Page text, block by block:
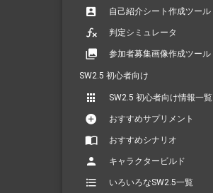
自己紹介シート作成ツール
判定シミュレータ
参加者募集画像作成ツール
SW2.5 初心者向け
SW2.5 初心者向け情報一覧
おすすめサプリメント
おすすめシナリオ
キャラクタービルド
いろいろなSW2.5一覧